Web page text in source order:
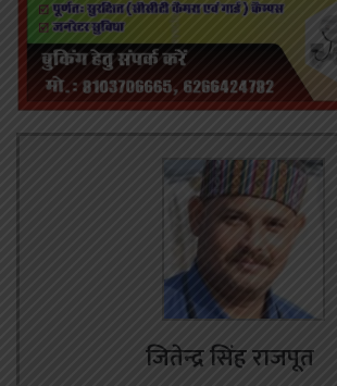
जितेन्द्र सिंह राजपूत